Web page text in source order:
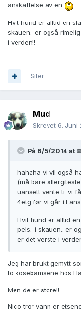
anskaffelse av en
Hvit hund er alltid en
skauen.. er også
i verden!!
Siter
Mud
Skrevet 6. Juni
På 6/5/2014 at
hahaha vi vil også
(må bare
uansett vente til vi
4etg før vi går til
Hvit hund er alltid
pels.. i skauen.. er
er det verste i
Jeg har brukt gemytt
to kosebamsene hos
Men de er store!!
Nico tror vann er